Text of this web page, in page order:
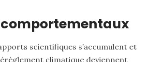
comportementaux
scientifiques s’accumulent et
climatique deviennent